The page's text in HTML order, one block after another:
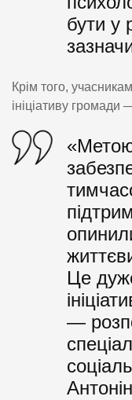
бути у
Крім того,
ініціативу громади
Це
—